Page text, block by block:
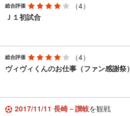
総合評価
（4）
Ｊ１初試合
総合評価
（4）
ヴィヴィくんのお仕事（ファン感謝祭）
2017/11/11 長崎－讃岐を観戦